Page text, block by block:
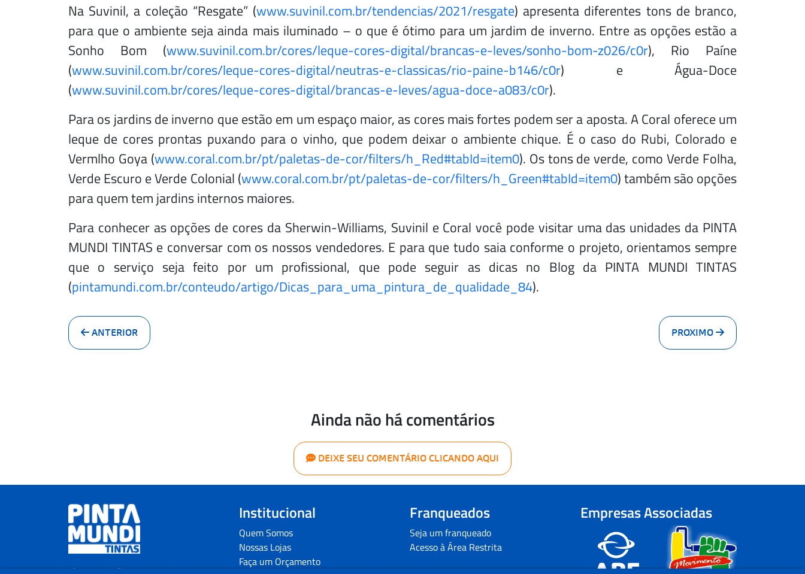
Na Suvinil, a coleção “Resgate” (www.suvinil.com.br/tendencias/2021/resgate) apresenta diferentes tons de branco,
para que o ambiente seja ainda mais iluminado – o que é ótimo para um jardim de inverno. Entre as opções estão a
Sonho Bom (www.suvinil.com.br/cores/leque-cores-digital/brancas-e-leves/sonho-bom-z026/c0r), Rio Paíne
(www.suvinil.com.br/cores/leque-cores-digital/neutras-e-classicas/rio-paine-b146/c0r) e Água-Doce
(www.suvinil.com.br/cores/leque-cores-digital/brancas-e-leves/agua-doce-a083/c0r).
Para os jardins de inverno que estão em um espaço maior, as cores mais fortes podem ser a aposta. A Coral oferece um
leque de cores prontas puxando para o vinho, que podem deixar o ambiente chique. É o caso do Rubi, Colorado e
Vermlho Goya (www.coral.com.br/pt/paletas-de-cor/filters/h_Red#tabId=item0). Os tons de verde, como Verde Folha,
Verde Escuro e Verde Colonial (www.coral.com.br/pt/paletas-de-cor/filters/h_Green#tabId=item0) também são opções
para quem tem jardins internos maiores.
Para conhecer as opções de cores da Sherwin-Williams, Suvinil e Coral você pode visitar uma das unidades da PINTA
MUNDI TINTAS e conversar com os nossos vendedores. E para que tudo saia conforme o projeto, orientamos sempre
que o serviço seja feito por um profissional, que pode seguir as dicas no Blog da PINTA MUNDI TINTAS
(pintamundi.com.br/conteudo/artigo/Dicas_para_uma_pintura_de_qualidade_84).
ANTERIOR PROXIMO
Ainda não há comentários
DEIXE SEU COMENTÁRIO CLICANDO AQUI
Institucional
Quem Somos
Nossas Lojas
Faça um Orçamento
Franqueados
Seja um franqueado
Acesso à Área Restrita
Empresas Associadas